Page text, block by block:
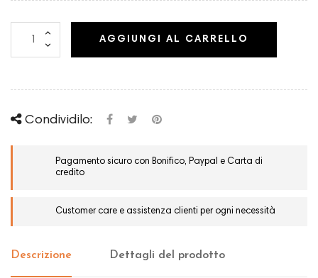
AGGIUNGI AL CARRELLO
Condividilo:
Pagamento sicuro con Bonifico, Paypal e Carta di
credito
Customer care e assistenza clienti per ogni necessità
Descrizione Dettagli del prodotto